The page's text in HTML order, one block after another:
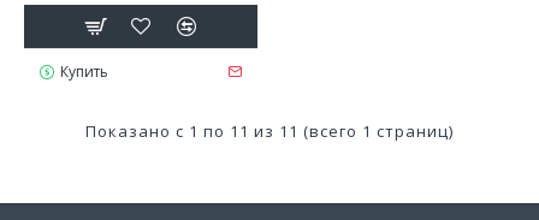
Купить
Показано с 1 по 11 из 11 (всего 1 страниц)